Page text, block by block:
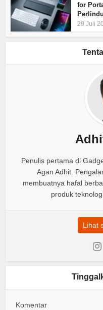
for
29 Juli
Penulis pertama di
Agan Adhit.
membuatnya hafal
produk
Lihat
Komentar